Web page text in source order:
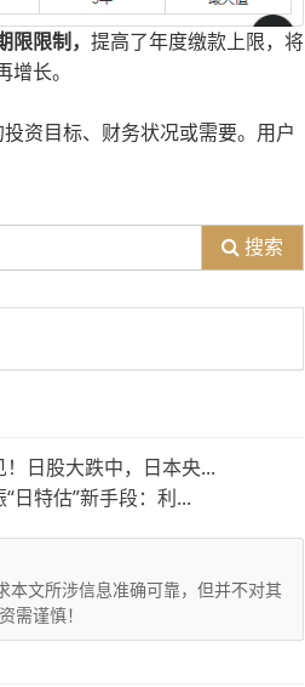
限制， 提高了年度缴款上限，将
长。
资目标、财务状况或需要。用户
搜索
日股大跌中，日本央...
日特估”新手段：利...
本文所涉信息准确可靠，但并不对其
需谨慎！